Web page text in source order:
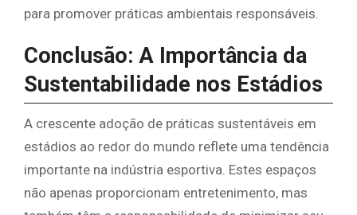
para promover práticas ambientais responsáveis.
Conclusão: A Importância da
Sustentabilidade nos Estádios
A crescente adoção de práticas sustentáveis em
estádios ao redor do mundo reflete uma tendência
importante na indústria esportiva. Estes espaços
não apenas proporcionam entretenimento, mas